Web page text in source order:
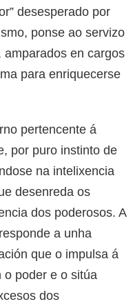
desesperado por
ponse ao servizo
en cargos
para enriquecerse
pertencente á
por puro instinto de
na intelixencia
desenreda os
dos poderosos. A
a unha
que o impulsa á
o poder e o sitúa
dos